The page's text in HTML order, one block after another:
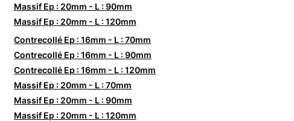
Massif Ep : 20mm - L : 90mm
Massif Ep : 20mm - L : 120mm
Contrecollé Ep : 16mm - L : 70mm
Contrecollé Ep : 16mm - L : 90mm
Contrecollé Ep : 16mm - L : 120mm
Massif Ep : 20mm - L : 70mm
Massif Ep : 20mm - L : 90mm
Massif Ep : 20mm - L : 120mm